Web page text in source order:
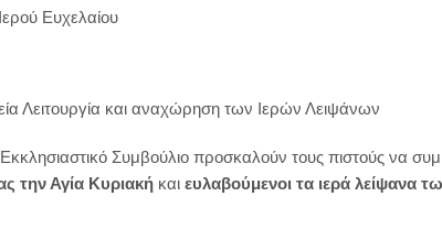
Ευχελαίου
Λειτουργία και αναχώρηση των Ιερών Λειψάνων
Συμβούλιο προσκαλούν τους πιστούς να
την Αγία Κυριακή και ευλαβούμενοι τα ιερά λείψανα